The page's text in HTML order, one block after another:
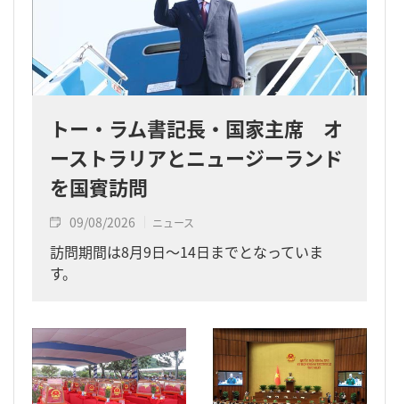
トー・ラム書記長・国家主席 オ
ーストラリアとニュージーランド
を国賓訪問
09/08/2026 ニュース
訪問期間は8月9日～14日までとなっていま
す。